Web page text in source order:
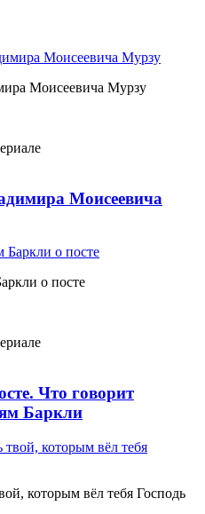
Моисеевича Мурзу
Моисеевича
о посте
Что говорит
Баркли
которым вёл тебя Господь